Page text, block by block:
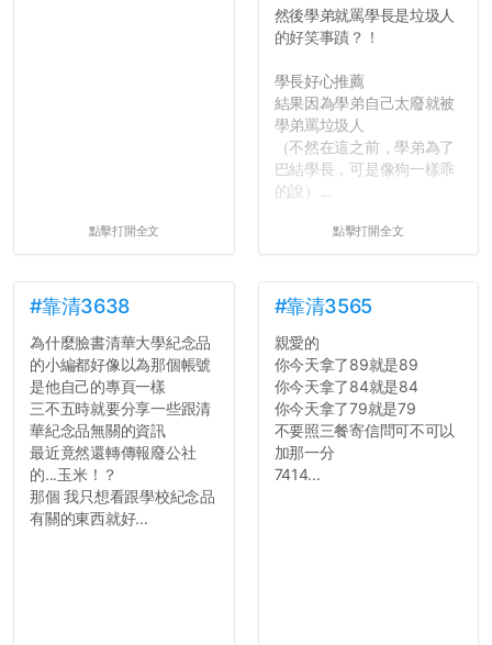
點擊打開全文
然後學弟就罵學長是垃圾人
的好笑事蹟？！
學長好心推薦
結果因為學弟自己太廢就被
學弟罵垃圾人
（不然在這之前，學弟為了
巴結學長，可是像狗一樣乖
的說）...
點擊打開全文
#靠清3638
為什麼臉書清華大學紀念品
的小編都好像以為那個帳號
是他自己的專頁一樣
三不五時就要分享一些跟清
華紀念品無關的資訊
最近竟然還轉傳報廢公社
的...玉米！？
那個 我只想看跟學校紀念品
有關的東西就好...
#靠清3565
親愛的
你今天拿了89就是89
你今天拿了84就是84
你今天拿了79就是79
不要照三餐寄信問可不可以
加那一分
7414...